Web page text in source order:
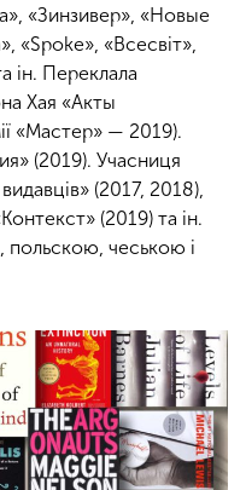
«Зинзивер», «Новые
«Spoke», «Всесвіт»,
ін. Переклала
Хая «Акты
«Мастер» — 2019).
(2019). Учасниця
(2017, 2018),
(2019) та ін.
польскою, чеською і